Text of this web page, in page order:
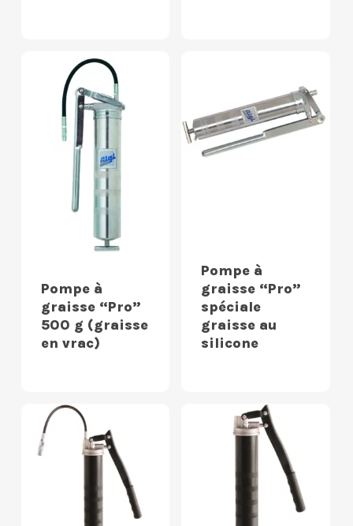
Pompe à
graisse “Pro”
500 g (graisse
en vrac)
Pompe à
graisse “Pro”
spéciale
graisse au
silicone